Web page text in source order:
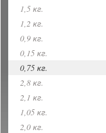
1,5 кг.
1,2 кг.
0,9 кг.
0,15 кг.
0,75 кг.
2,8 кг.
2,1 кг.
1,05 кг.
2,0 кг.